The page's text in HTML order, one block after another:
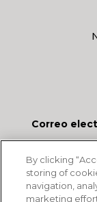
Correo
By clicking
storing of
navigation,
marketing